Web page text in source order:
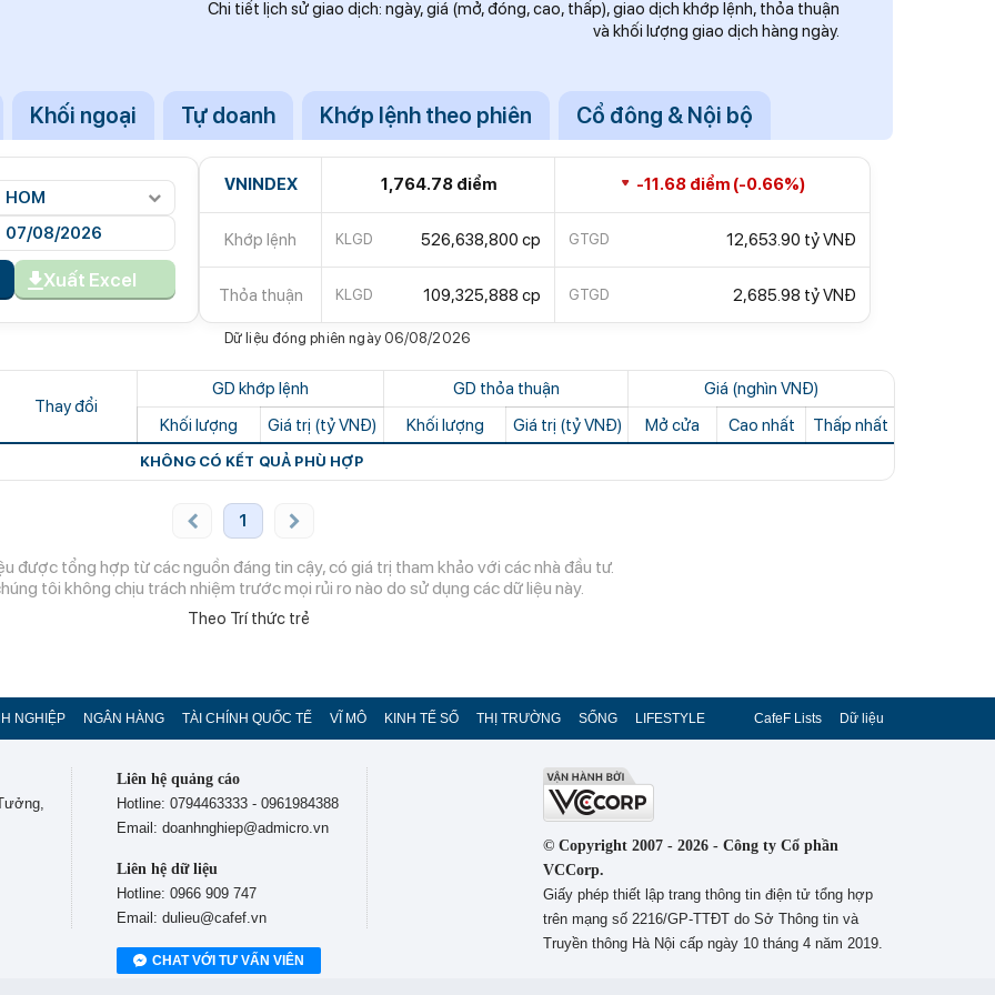
con bò
Văn Thị Thúy 37 tuổi liên quan số tiền 400 triệu
có 5 thói quen này vào buổi tối: Không có
thông báo đóng cửa sau 5 năm vận hành,
nào cũng đẹp như trong ảnh"
lực còn thiếu cho doanh nghiệp dẫn dắt
nhiệm 2 Phó Tổng Giám đốc mới
chiều đường Cách mạng Tháng Tám để thi
Chi tiết lịch sử giao dịch: ngày, giá (mở, đóng, cao, thấp), giao dịch khớp lệnh, thỏa thuận
và khối lượng giao dịch hàng ngày.
Khối ngoại Tự doanh Khớp lệnh theo phiên Cổ đông & Nội bộ
HOM
Xuất Excel
VNINDEX 1,764.78 điểm -11.68 điểm (-0.66%)
Khớp lệnh KLGD 526,638,800 cp GTGD 12,653.90 tỷ VNĐ
Thỏa thuận KLGD 109,325,888 cp GTGD 2,685.98 tỷ VNĐ
Dữ liệu đóng phiên ngày 06/08/2026
Thay đổi
GD khớp lệnh GD thỏa thuận
Giá (nghìn VNĐ)
Khối lượng Giá trị (tỷ VNĐ) Khối lượng Giá trị (tỷ VNĐ) Mở cửa Cao nhất Thấp nhất
KHÔNG CÓ KẾT QUẢ PHÙ HỢP
1
được tổng hợp từ các nguồn đáng tin cậy, có giá trị tham khảo với các nhà đầu tư.
tôi không chịu trách nhiệm trước mọi rủi ro nào do sử dụng các dữ liệu này.
Theo Trí thức trẻ
NGHIỆP NGÂN HÀNG TÀI CHÍNH QUỐC TẾ VĨ MÔ KINH TẾ SỐ THỊ TRƯỜNG SỐNG LIFESTYLE Dữ liệu
CafeF Lists
Liên hệ quảng cáo
Hotline: 0794463333 - 0961984388
Email: doanhnghiep@admicro.vn
Liên hệ dữ liệu
Hotline: 0966 909 747
Email: dulieu@cafef.vn
CHAT VỚI TƯ VẤN VIÊN
© Copyright 2007 - 2026 - Công ty Cổ phần
VCCorp.
Giấy phép thiết lập trang thông tin điện tử tổng hợp
trên mạng số 2216/GP-TTĐT do Sở Thông tin và
Truyền thông Hà Nội cấp ngày 10 tháng 4 năm 2019.